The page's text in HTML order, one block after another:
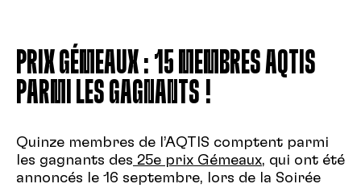
PRIX GÉMEAUX : 15 MEMBRES AQTIS
PARMI LES GAGNANTS !
Quinze membres de l’AQTIS comptent parmi
les gagnants des 25e prix Gémeaux, qui ont été
annoncés le 16 septembre, lors de la Soirée